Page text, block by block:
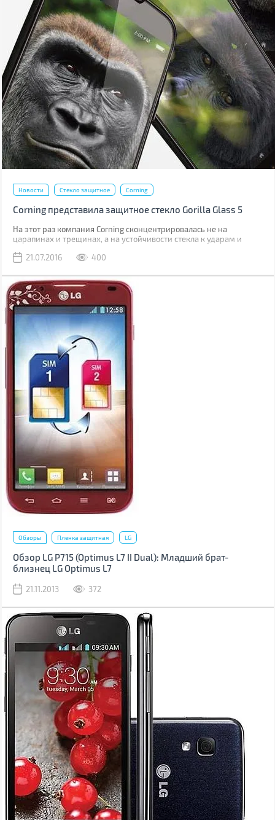
Новости Стекло защитное Corning
Corning представила защитное стекло Gorilla Glass 5
На этот раз компания Corning сконцентрировалась не на
царапинах и трещинах, а на устойчивости стекла к ударам и
21.07.2016
400
Обзоры Пленка защитная LG
Обзор LG P715 (Optimus L7 II Dual): Младший брат-
близнец LG Optimus L7
21.11.2013 372